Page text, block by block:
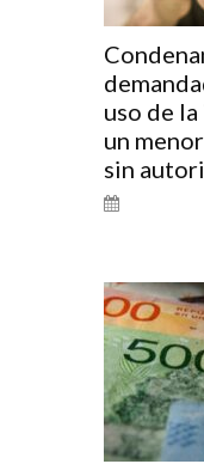
uso de
un
sin